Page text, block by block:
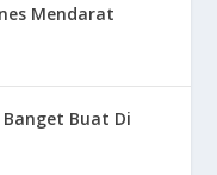
Mendarat
Buat Di